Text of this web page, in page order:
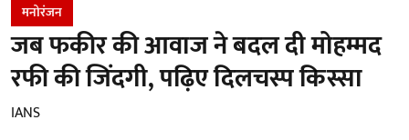
मनोरंजन
जब फकीर की आवाज ने बदल दी मोहम्मद
रफी की जिंदगी, पढ़िए दिलचस्प किस्सा
IANS